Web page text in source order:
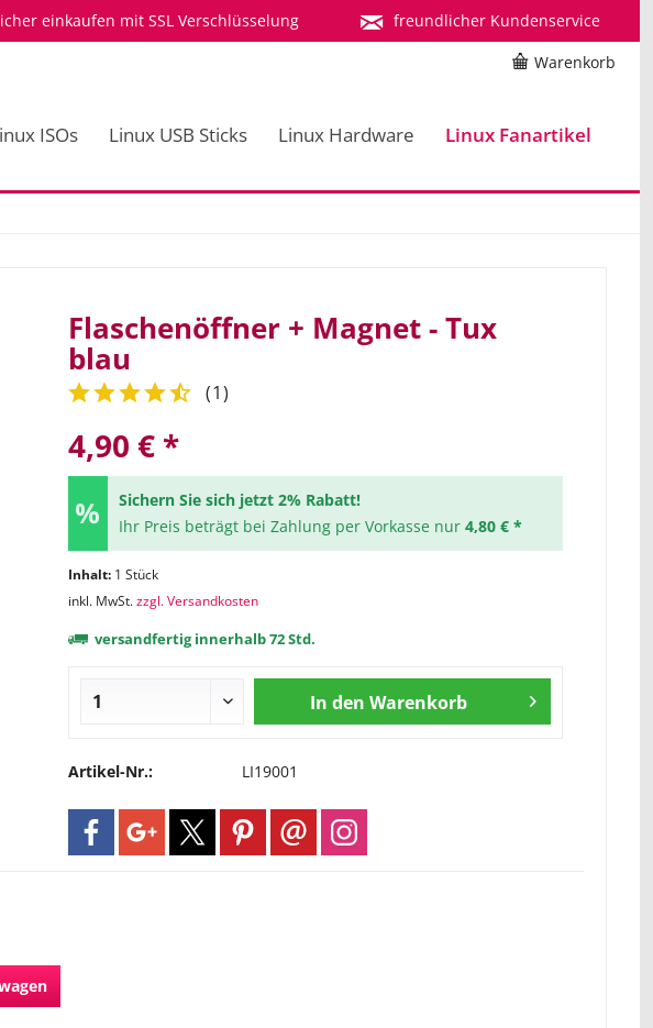
einkaufen mit SSL Verschlüsselung
freundlicher Kundenservice
Warenkorb
ISOs Linux USB Sticks Linux Hardware Linux Fanartikel
Flaschenöffner + Magnet - Tux
blau
(1)
4,90 € *
Sichern Sie sich jetzt 2% Rabatt!
Ihr Preis beträgt bei Zahlung per Vorkasse nur 4,80 € *
Inhalt: 1 Stück
inkl. MwSt.zzgl. Versandkosten
versandfertig innerhalb 72 Std.
In den Warenkorb
Artikel-Nr.: LI19001